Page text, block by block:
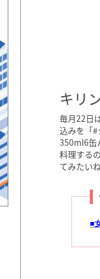
キリ
毎月22日
込みを「
350ml6缶
料理する
てみたい
■